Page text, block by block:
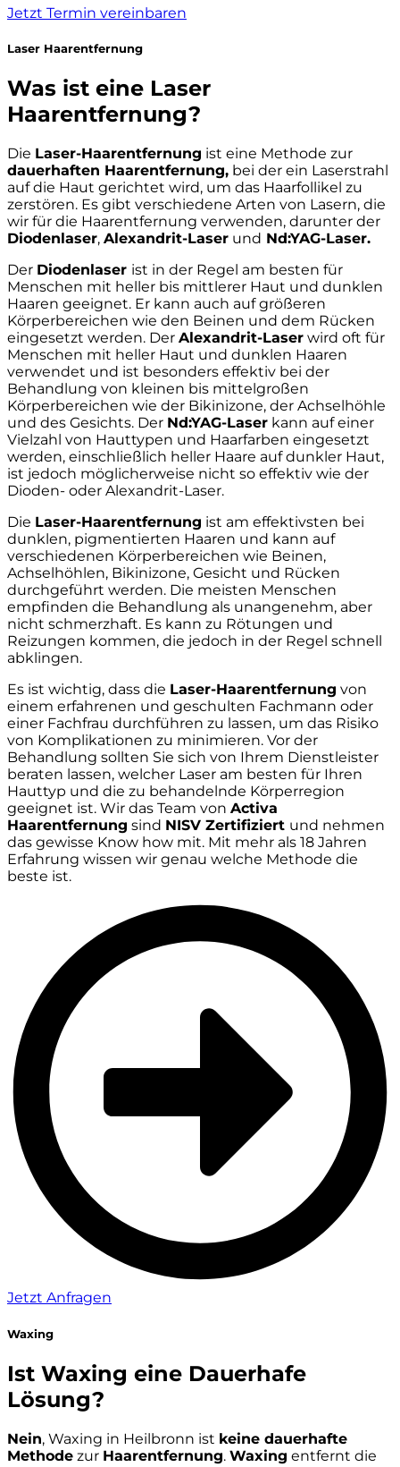
Jetzt Termin vereinbaren
Laser Haarentfernung
Was ist eine Laser
Haarentfernung?
Die Laser-Haarentfernung ist eine Methode zur
dauerhaften Haarentfernung, bei der ein Laserstrahl
auf die Haut gerichtet wird, um das Haarfollikel zu
zerstören. Es gibt verschiedene Arten von Lasern, die
wir für die Haarentfernung verwenden, darunter der
Diodenlaser, Alexandrit-Laser und Nd:YAG-Laser.
Der Diodenlaser ist in der Regel am besten für
Menschen mit heller bis mittlerer Haut und dunklen
Haaren geeignet. Er kann auch auf größeren
Körperbereichen wie den Beinen und dem Rücken
eingesetzt werden. Der Alexandrit-Laser wird oft für
Menschen mit heller Haut und dunklen Haaren
verwendet und ist besonders effektiv bei der
Behandlung von kleinen bis mittelgroßen
Körperbereichen wie der Bikinizone, der Achselhöhle
und des Gesichts. Der Nd:YAG-Laser kann auf einer
Vielzahl von Hauttypen und Haarfarben eingesetzt
werden, einschließlich heller Haare auf dunkler Haut,
ist jedoch möglicherweise nicht so effektiv wie der
Dioden- oder Alexandrit-Laser.
Die Laser-Haarentfernung ist am effektivsten bei
dunklen, pigmentierten Haaren und kann auf
verschiedenen Körperbereichen wie Beinen,
Achselhöhlen, Bikinizone, Gesicht und Rücken
durchgeführt werden. Die meisten Menschen
empfinden die Behandlung als unangenehm, aber
nicht schmerzhaft. Es kann zu Rötungen und
Reizungen kommen, die jedoch in der Regel schnell
abklingen.
Es ist wichtig, dass die Laser-Haarentfernung von
einem erfahrenen und geschulten Fachmann oder
einer Fachfrau durchführen zu lassen, um das Risiko
von Komplikationen zu minimieren. Vor der
Behandlung sollten Sie sich von Ihrem Dienstleister
beraten lassen, welcher Laser am besten für Ihren
Hauttyp und die zu behandelnde Körperregion
geeignet ist. Wir das Team von Activa
Haarentfernung sind NISV Zertifiziert und nehmen
das gewisse Know how mit. Mit mehr als 18 Jahren
Erfahrung wissen wir genau welche Methode die
beste ist.
Jetzt Anfragen
Waxing
Ist Waxing eine Dauerhafe
Lösung?
Nein, Waxing in Heilbronn ist keine dauerhafte
Methode zur Haarentfernung. Waxing entfernt die